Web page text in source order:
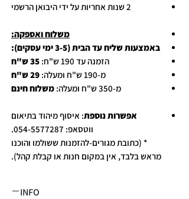
2 שנות אחריות על ידי היבואן הרשמי
משלוח ואספקה:
באמצעות שליח עד הבית (3-5 ימי עסקים):
הזמנה עד 190 ש"ח:
35 ש"ח
מ-190 ש"ח ומעלה:
29 ש"ח
מ-350 ש"ח ומעלה:
משלוח חינם
אפשרות נוספת: איסוף מיהוד בתיאום
ווטסאפ: 054-5577287.
* (כתובת מגורים-להזמנות ששולמו והוכנו
מראש בלבד, אין במקום חנות או קבלת קהל).
INFO